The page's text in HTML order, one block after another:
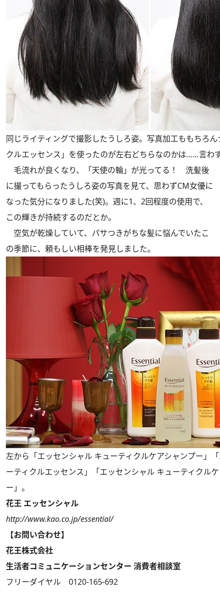
同じライティングで撮影したうしろ姿。写真加工ももちろ
クルエッセンス」を使ったのが左右どちらなのかは……言わ
毛流れが良くなり、「天使の輪」が光ってる！ 洗髪後
に撮ってもらったうしろ姿の写真を見て、思わずCM女優に
なった気分になりました(笑)。週に1、2回程度の使用で、
この輝きが持続するのだとか。
空気が乾燥していて、パサつきがちな髪に悩んでいたこ
の季節に、頼もしい相棒を発見しました。
左から「エッセンシャル キューティクルケアシャンプー」
ーティクルエッセンス」「エッセンシャル キューティクル
ー」。
花王 エッセンシャル
http://www.kao.co.jp/essential/
【お問い合わせ】
花王株式会社
生活者コミュニケーションセンター 消費者相談室
フリーダイヤル 0120-165-692